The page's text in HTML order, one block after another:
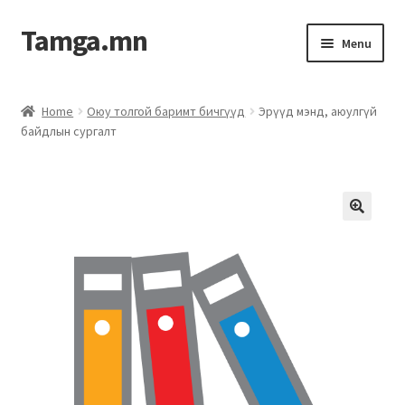
Tamga.mn Menu
ХАБЭА-н багц
Дотоод журмын багц
Компанийн удирдлагын бичиг баримт
Home Оюу толгой баримт бичгүүд
Эрүүд мэнд, аюулгүй
байдлын сургалт